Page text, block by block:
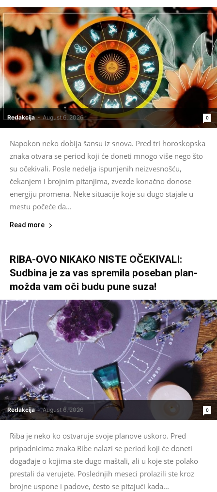
Redakcija - August 6, 2026 0
Napokon neko dobija šansu iz snova. Pred tri horoskopska
znaka otvara se period koji će doneti mnogo više nego što
su očekivali. Posle nedelja ispunjenih neizvesnošću,
čekanjem i brojnim pitanjima, zvezde konačno donose
energiju promena. Neke situacije koje su dugo stajale u
mestu počeće da...
Read more
RIBA-OVO NIKAKO NISTE OČEKIVALI:
Sudbina je za vas spremila poseban plan-
možda vam oči budu pune suza!
Redakcija - August 6, 2026 0
Riba je neko ko ostvaruje svoje planove uskoro. Pred
pripadnicima znaka Ribe nalazi se period koji će doneti
događaje o kojima ste dugo maštali, ali u koje ste polako
prestali da verujete. Poslednjih meseci prolazili ste kroz
brojne uspone i padove, često se pitajući kada...